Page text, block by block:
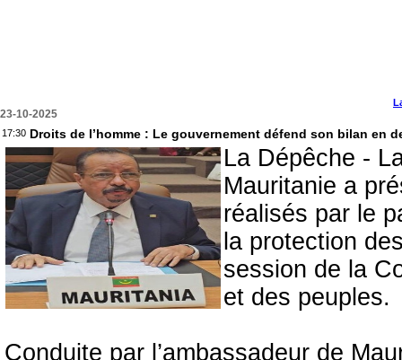
23-10-2025
17:30 Droits de l’homme : Le gouvernement défend son bilan en
La Dépêche -
Mauritanie a
réalisés par le
la protection
session de la
et des peuples.
Conduite par l’ambassadeur de